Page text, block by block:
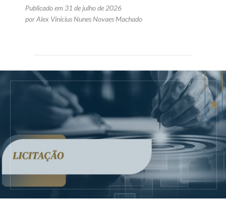
Publicado em 31 de julho de 2026
por Alex Vinicius Nunes Novaes Machado